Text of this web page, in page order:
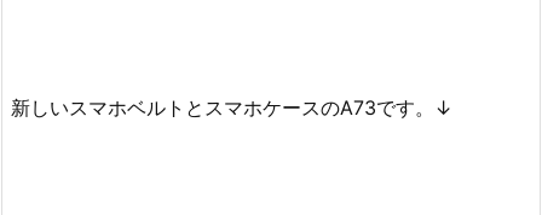
新しいスマホベルトとスマホケースのA73です。↓